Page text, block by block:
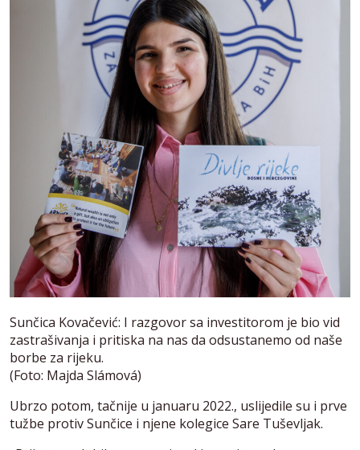
Sunčica Kovačević: I razgovor sa investitorom je bio vid
zastrašivanja i pritiska na nas da odsustanemo od naše
borbe za rijeku.
(Foto: Majda Slámová)
Ubrzo potom, tačnije u januaru 2022., uslijedile su i prve
tužbe protiv Sunčice i njene kolegice Sare Tuševljak.